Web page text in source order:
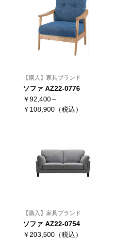
【購入】家具ブランド
ソファ AZ22-0776
￥92,400～
￥108,900（税込）
【購入】家具ブランド
ソファ AZ22-0754
￥203,500（税込）